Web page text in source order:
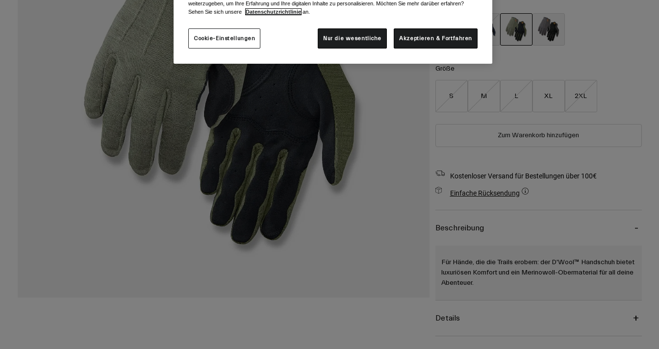
Farben -Olivgrün
Größe
S M L XL 2XL
Zum Warenkorb hinzufügen
Kostenloser Versand für Bestellungen über 100€
Einfache Rücksendung
Beschreibung
Für Hände, die die Trails erobern: der D'Wool™ Handschuh bietet
luxuriösen Komfort und ein Merinowoll-Obermaterial für all deine
Abenteuer.
Details
weiterzugeben, um Ihre Erfahrung und Ihre digitalen Inhalte zu personalisieren. Möchten Sie mehr darüber erfahren?
Sehen Sie sich unsere
Datenschutzrichtlinie an.
Cookie-Einstellungen Nur die wesentliche Akzeptieren & Fortfahren